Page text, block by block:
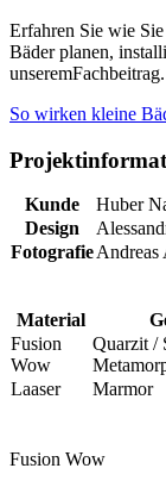
Erfahren Sie wie
Bäder planen,
unseremFachbeitrag.
So wirken kleine
Kunde
Huber
Design
FotografieAndreas
Material
Fusion
Wow
Quarzit /
Laaser
Marmor
Fusion Wow